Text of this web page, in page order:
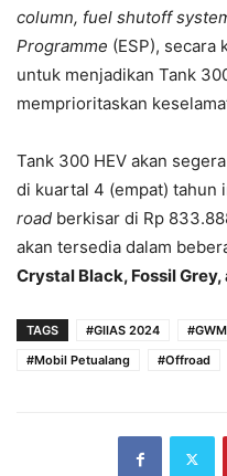
column, fuel shutoff
Programme (ESP), secara
untuk menjadikan Tank
memprioritaskan
Tank 300 HEV akan
di kuartal 4 (empat) tahun
road berkisar di Rp
akan tersedia dalam
Crystal Black, Fossil
TAGS #GIIAS 2024 #GWM
#Mobil Petualang
#Offroad